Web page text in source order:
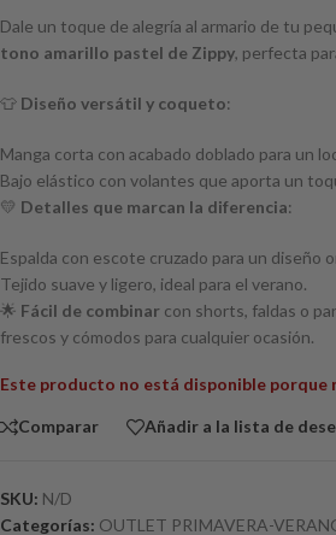
Dale un toque de alegría al armario de tu
tono amarillo pastel de Zippy, perfecta
👕 Diseño versátil y coqueto:
Manga corta con acabado doblado para un
Bajo elástico con volantes que aporta un
💛 Detalles que marcan la diferencia:
Espalda con escote cruzado para un diseño
Tejido suave y ligero, ideal para el verano.
🌟 Fácil de combinar con shorts, faldas o
frescos y cómodos para cualquier ocasión.
Este producto no está disponible porque
Comparar Añadir a la lista de
SKU: N/D
Categorías: OUTLET PRIMAVERA-